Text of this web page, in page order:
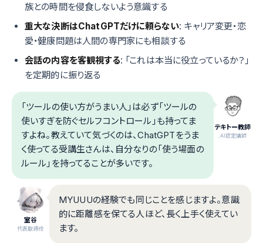
族との時間を侵食しないよう意識する
重大な決断はChatGPTだけに頼らない: キャリア変更・恋
愛・健康問題は人間の専門家にも相談する
会話の内容を客観視する: 「これは本当に役立っているか？」
を定期的に振り返る
テキトー教師
.AI認定講師
「ツールの使い方がうまい人」は必ず「ツールの
使いすぎを防ぐセルフコントロール」も持ってま
すよね。教えていて気づくのは、ChatGPTをうま
く使ってる受講生さんは、自分なりの「使う場面の
ルール」を持ってることが多いです。
室谷
代表取締役
MYUUUの経験でも同じことを感じますよ。意識
的に距離感を保てる人ほど、長く上手く使えてい
ます。